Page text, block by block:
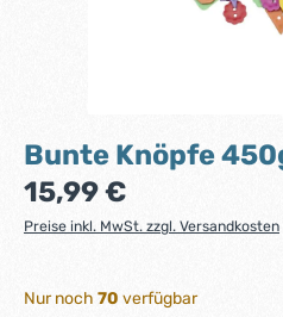
Bunte Knöpfe
Regulärer Preis:
15,99 €
Preise inkl. MwSt. zzgl. Versandkosten
Nur noch 70 verfügbar